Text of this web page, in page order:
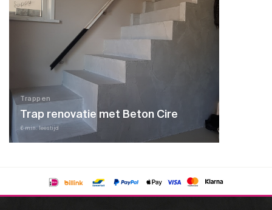
Trappen
Trap renovatie met Beton Cire
6 min. leestijd